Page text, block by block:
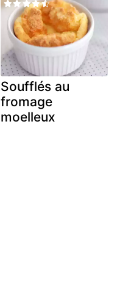
Soufflés au
fromage
moelleux